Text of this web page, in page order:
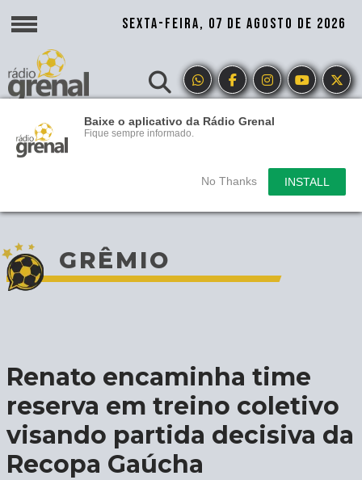
Baixe o aplicativo da Rádio Grenal
Fique sempre informado.
No Thanks INSTALL
SEXTA-FEIRA, 07 DE AGOSTO DE 2026
GRÊMIO
Renato encaminha time
reserva em treino coletivo
visando partida decisiva da
Recopa Gaúcha